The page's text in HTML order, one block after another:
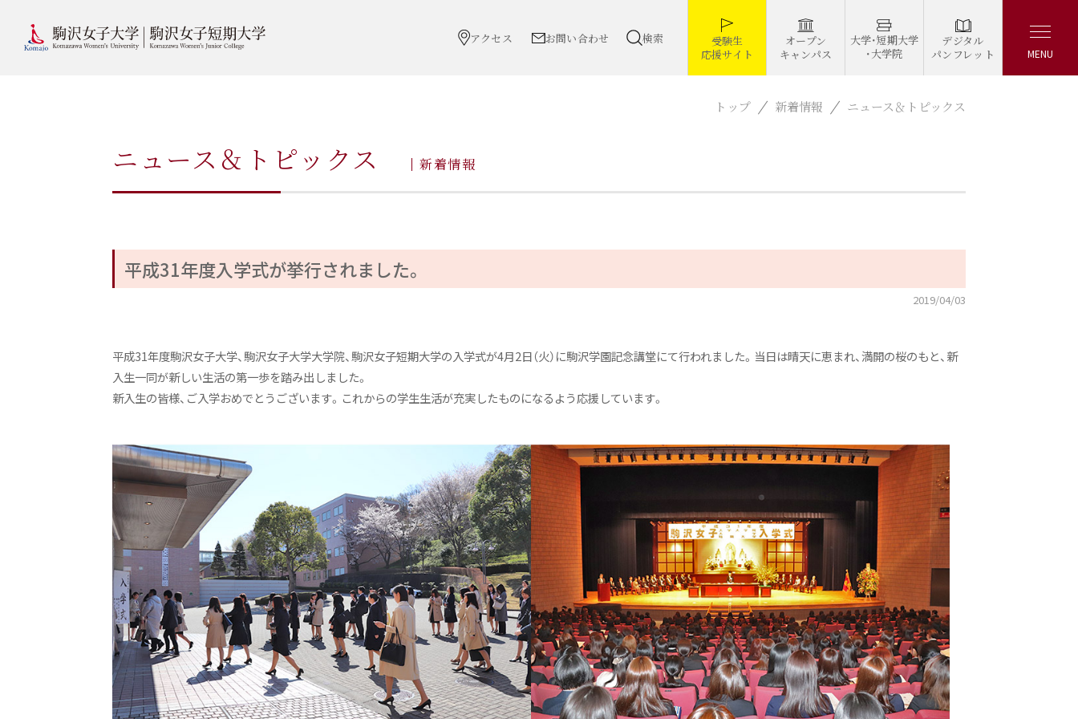
アクセス お問い合わせ 検索
受験生
応援サイト
オープン
キャンパス
大学・短期大学
・大学院
デジタル
パンフレット
MENU
トップ 新着情報 ニュース＆トピックス
ニュース＆トピックス 新着情報
平成31年度入学式が挙行されました。
2019/04/03
平成31年度駒沢女子大学、駒沢女子大学大学院、駒沢女子短期大学の入学式が4月2日（火）に駒沢学園記念講堂にて行われました。当日は晴天に恵まれ、満開の桜のもと、新
入生一同が新しい生活の第一歩を踏み出しました。
新入生の皆様、ご入学おめでとうございます。これからの学生生活が充実したものになるよう応援しています。